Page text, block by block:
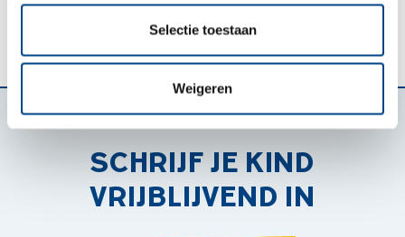
Selectie toestaan
Weigeren
SCHRIJF JE KIND
VRIJBLIJVEND IN